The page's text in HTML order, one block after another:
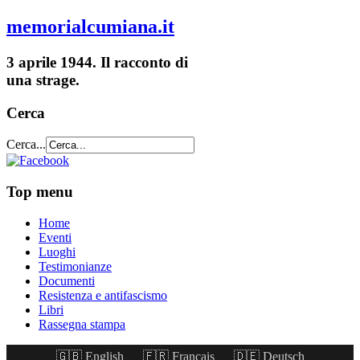
memorialcumiana.it
3 aprile 1944. Il racconto di
una strage.
Cerca
Cerca...
Top menu
Home
Eventi
Luoghi
Testimonianze
Documenti
Resistenza e antifascismo
Libri
Rassegna stampa
🇬🇧 English 🇫🇷 Français 🇩🇪 Deutsch